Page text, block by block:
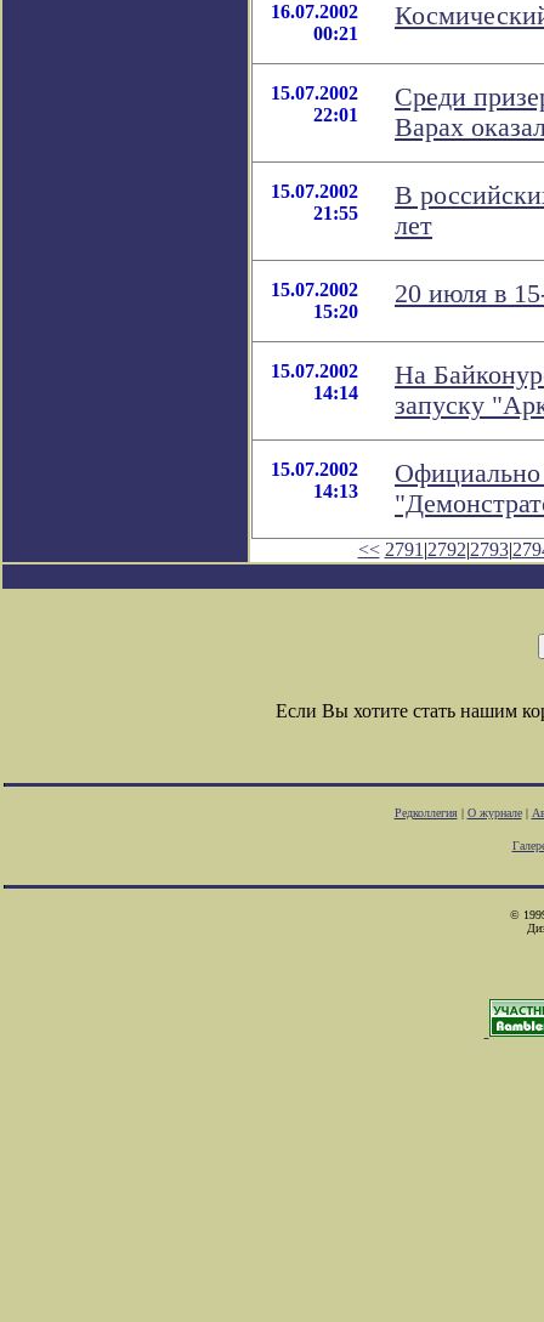
16.07.2002
00:21
15.07.2002
22:01
Среди
Варах
15.07.2002
21:55
В
лет
15.07.2002
15:20
20 июля в
15.07.2002
14:14
На
запуску
15.07.2002
14:13
Официально
<< 2791 |2792|2793|
Если Вы хотите стать нашим
Редколлегия| О журнале|
©